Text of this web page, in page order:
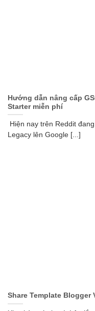
Hướng dẫn nâng cấp
Starter miễn phí
Hiện nay trên Reddit
Legacy lên Google [...]
Share Template Blogger